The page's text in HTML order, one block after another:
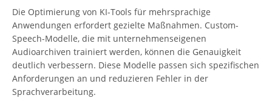
Die Optimierung von KI-Tools für mehrsprachige
Anwendungen erfordert gezielte Maßnahmen. Custom-
Speech-Modelle, die mit unternehmenseigenen
Audioarchiven trainiert werden, können die Genauigkeit
deutlich verbessern. Diese Modelle passen sich spezifischen
Anforderungen an und reduzieren Fehler in der
Sprachverarbeitung.